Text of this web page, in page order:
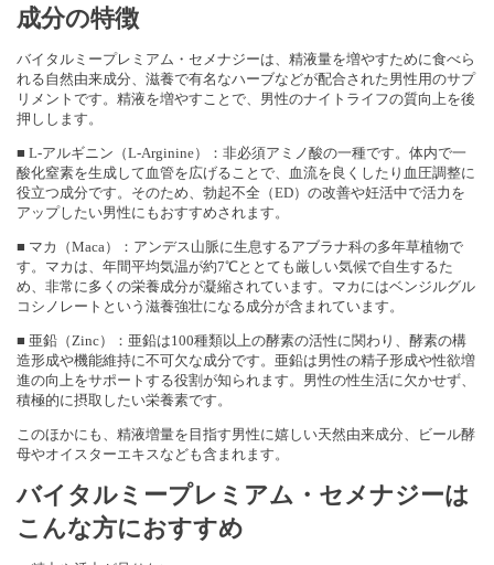
成分の特徴
バイタルミープレミアム・セメナジーは、精液量を増やすために食べら
れる自然由来成分、滋養で有名なハーブなどが配合された男性用のサプ
リメントです。精液を増やすことで、男性のナイトライフの質向上を後
押しします。
■ L-アルギニン（L-Arginine）：非必須アミノ酸の一種です。体内で一
酸化窒素を生成して血管を広げることで、血流を良くしたり血圧調整に
役立つ成分です。そのため、勃起不全（ED）の改善や妊活中で活力を
アップしたい男性にもおすすめされます。
■ マカ（Maca）：アンデス山脈に生息するアブラナ科の多年草植物で
す。マカは、年間平均気温が約7℃ととても厳しい気候で自生するた
め、非常に多くの栄養成分が凝縮されています。マカにはベンジルグル
コシノレートという滋養強壮になる成分が含まれています。
■ 亜鉛（Zinc）：亜鉛は100種類以上の酵素の活性に関わり、酵素の構
造形成や機能維持に不可欠な成分です。亜鉛は男性の精子形成や性欲増
進の向上をサポートする役割が知られます。男性の性生活に欠かせず、
積極的に摂取したい栄養素です。
このほかにも、精液増量を目指す男性に嬉しい天然由来成分、ビール酵
母やオイスターエキスなども含まれます。
バイタルミープレミアム・セメナジーは
こんな方におすすめ